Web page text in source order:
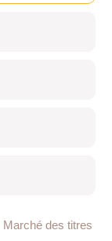
Marché des titres